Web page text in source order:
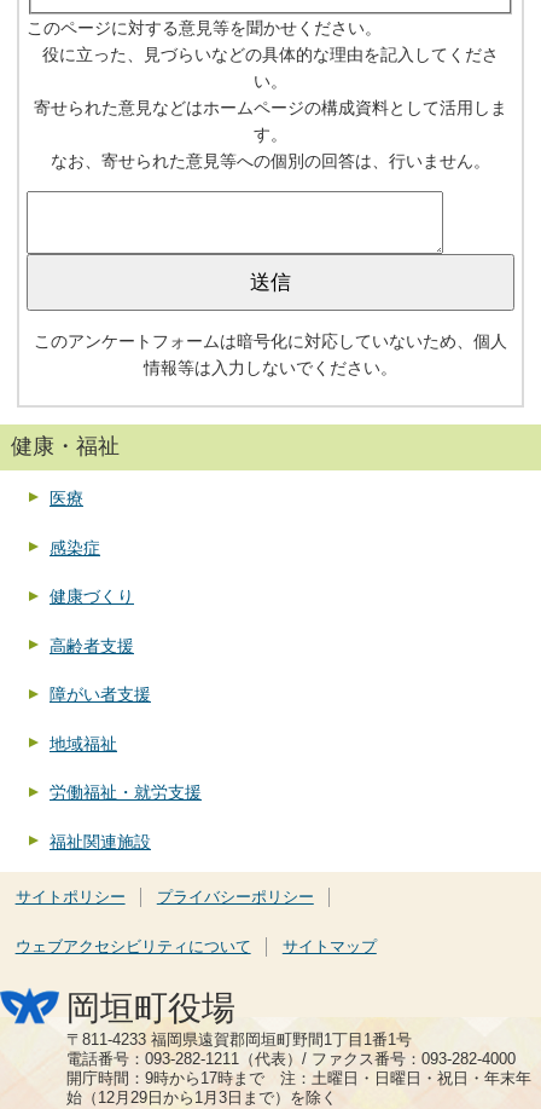
このページに対する意見等を聞かせください。
役に立った、見づらいなどの具体的な理由を記入してくださ
い。
寄せられた意見などはホームページの構成資料として活用しま
す。
なお、寄せられた意見等への個別の回答は、行いません。
このアンケートフォームは暗号化に対応していないため、個人
情報等は入力しないでください。
健康・福祉
医療
感染症
健康づくり
高齢者支援
障がい者支援
地域福祉
労働福祉・就労支援
福祉関連施設
サイトポリシー プライバシーポリシー
ウェブアクセシビリティについて サイトマップ
岡垣町役場
〒811-4233 福岡県遠賀郡岡垣町野間1丁目1番1号
電話番号：093-282-1211（代表）/ ファクス番号：093-282-4000
開庁時間：9時から17時まで 注：土曜日・日曜日・祝日・年末年
始（12月29日から1月3日まで）を除く